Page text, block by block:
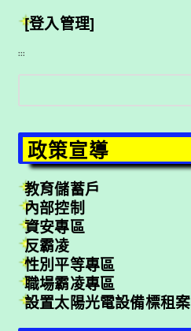
[登入管理]
:::
搜
尋
政策宣導
教育儲蓄戶
內部控制
資安專區
反霸凌
性別平等專區
職場霸凌專區
設置太陽光電設備標租案